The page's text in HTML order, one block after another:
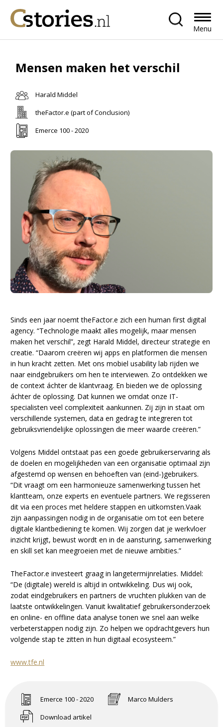
Menu
Mensen maken het verschil
Harald Middel
theFactor.e (part of Conclusion)
Emerce 100 - 2020
Sinds een jaar noemt theFactor.e zich een human first digital
agency. “Technologie maakt alles mogelijk, maar mensen
maken het verschil”, zegt Harald Middel, directeur strategie en
creatie. “Daarom creëren wij apps en platformen die mensen
in hun kracht zetten. Met ons mobiel usability lab rijden we
naar eindgebruikers om hen te interviewen. Zo ontdekken we
de context áchter de klantvraag. En bieden we de oplossing
áchter de oplossing. Dat kunnen we omdat onze IT-
specialisten veel complexiteit aankunnen. Zij zijn in staat om
verschillende systemen, data en gedrag te integreren tot
gebruiksvriendelijke oplossingen die meer waarde creëren.”
Volgens Middel ontstaat pas een goede gebruikerservaring als
de doelen en mogelijkheden van een organisatie optimaal zijn
afgestemd op wensen en behoeften van (eind-)gebruikers.
“Dit vraagt om een harmonieuze samenwerking tussen het
klantteam, onze experts en eventuele partners. We regisseren
dit via een proces met heldere stappen en uitkomsten.Vaak
zijn aanpassingen nodig in de organisatie om tot een betere
digitale klantbediening te komen. Wij zorgen dat je werkvloer
inzicht krijgt, bewust wordt en in de aansturing, samenwerking
en skill set kan meegroeien met de nieuwe ambities.”
TheFactor.e investeert graag in langetermijnrelaties. Middel:
“De (digitale) wereld is altijd in ontwikkeling. Dus wij ook,
zodat eindgebruikers en partners de vruchten plukken van de
laatste ontwikkelingen. Vanuit kwalitatief gebruikersonderzoek
en online- en offline data analyse tonen we snel aan welke
verbeterstappen nodig zijn. Zo helpen we opdrachtgevers hun
volgende stap te zitten in hun digitaal ecosysteem.”
www.tfe.nl
Emerce 100 - 2020
Marco Mulders
Download artikel